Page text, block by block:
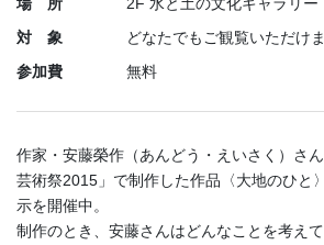
対 象
どなたでもご観覧いただけ
参加費
無料
作家・安藤榮作（あんどう・えいさく）さ
芸術祭2015」で制作した作品〈大地のひと
示を開催中。
制作のとき、安藤さんはどんなことを考え